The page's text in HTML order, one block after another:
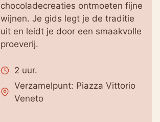
chocoladecreaties ontmoeten fijne
wijnen. Je gids legt je de traditie
uit en leidt je door een smaakvolle
proeverij.
2 uur.
Verzamelpunt: Piazza Vittorio
Veneto